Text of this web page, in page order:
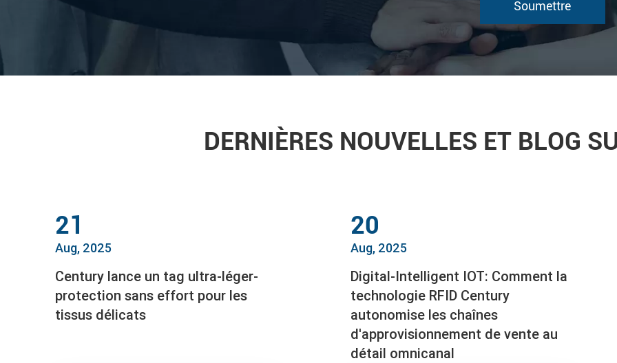
DERNIÈRES NOUVELLES ET BLOG
21
Aug, 2025
Century lance un tag ultra-léger-
protection sans effort pour les
tissus délicats
20
Aug, 2025
Digital-Intelligent IOT: Comment la
technologie RFID Century
autonomise les chaînes
d'approvisionnement de vente au
détail omnicanal